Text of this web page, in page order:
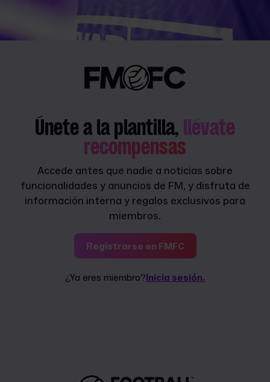
Únete a la plantilla, llévate
recompensas
Accede antes que nadie a noticias sobre
funcionalidades y anuncios de FM, y disfruta de
información interna y regalos exclusivos para
miembros.
Registrarse en FMFC
¿Ya eres miembro?Inicia sesión.